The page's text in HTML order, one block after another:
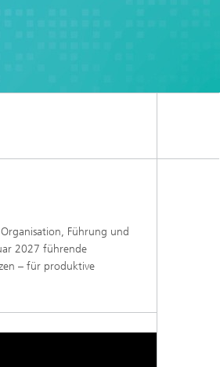
Führung und
2027 führende
– für produktive